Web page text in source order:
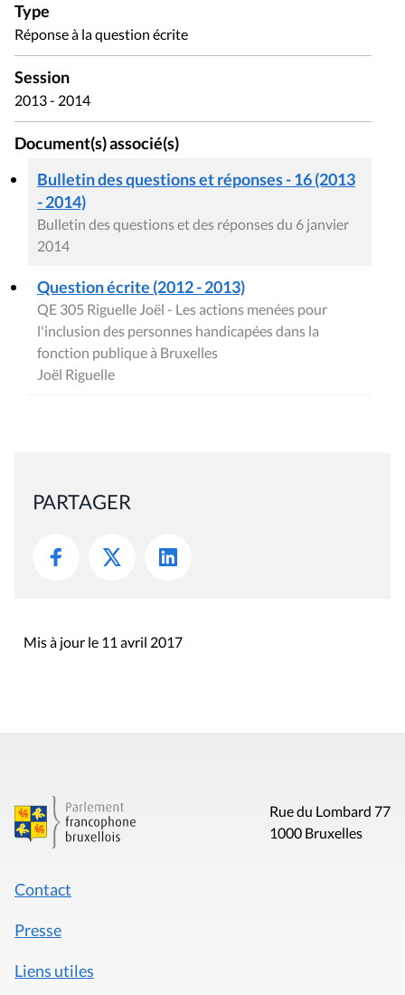
Type
Réponse à la question écrite
Session
2013 - 2014
Document(s) associé(s)
Bulletin des questions et réponses - 16 (2013
- 2014)
Bulletin des questions et des réponses du 6 janvier
2014
Question écrite (2012 - 2013)
QE 305 Riguelle Joël - Les actions menées pour
l'inclusion des personnes handicapées dans la
fonction publique à Bruxelles
Joël Riguelle
PARTAGER
Mis à jour le 11 avril 2017
Rue du Lombard 77
1000 Bruxelles
Contact
Presse
Liens utiles